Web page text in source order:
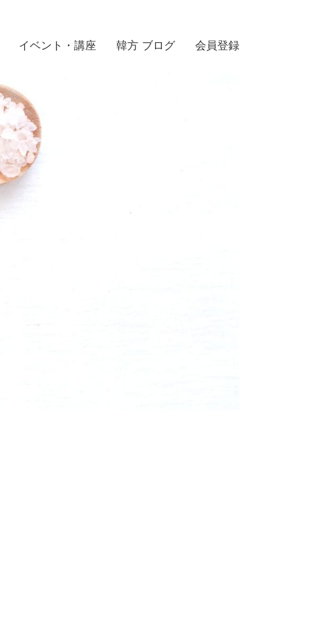
イベント・講座 韓方 ブログ 会員登録